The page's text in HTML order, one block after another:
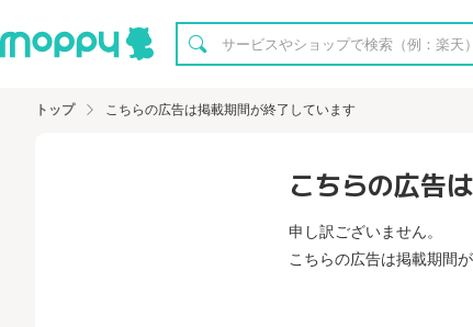
トップ こちらの広告は掲載期間が終了しています
こちらの広告
申し訳ございません。
こちらの広告は掲載期間